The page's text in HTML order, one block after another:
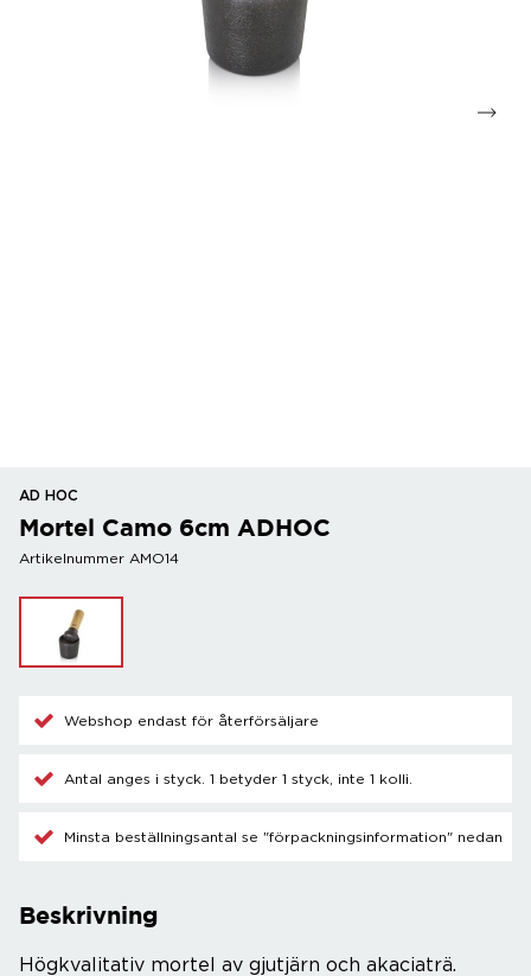
AD HOC
Mortel Camo 6cm ADHOC
Artikelnummer AMO14
Webshop endast för återförsäljare
Antal anges i styck. 1 betyder 1 styck, inte 1 kolli.
Minsta beställningsantal se "förpackningsinformation" nedan
Beskrivning
Högkvalitativ mortel av gjutjärn och akaciaträ.